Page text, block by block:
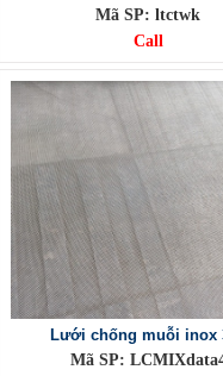
Mã SP: ltctwk
Call
Lưới chống muỗi inox
Mã SP: